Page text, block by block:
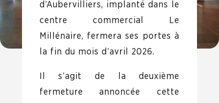
d’Aubervilliers, implanté dans le
centre commercial Le
Millénaire, fermera ses portes à
la fin du mois d’avril 2026.
Il s’agit de la deuxième
fermeture annoncée cette